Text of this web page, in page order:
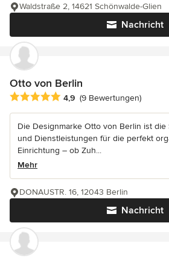
Nachricht
Waldstraße 2, 14621 Schönwalde-Glien
Otto von Berlin
Durchschnittliche Bewertung: 4.9 von
4,9 (9 Bewertungen)
Die Designmarke Otto von Berlin ist die
und Dienstleistungen für die perfekt
Einrichtung – ob Zuh...
Mehr
Nachricht
DONAUSTR. 16, 12043 Berlin